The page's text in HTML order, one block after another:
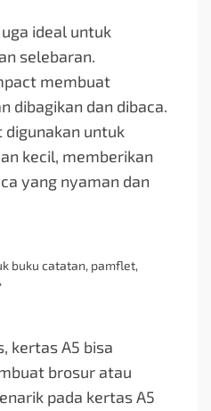
ideal untuk
selebaran.
membuat
dibagikan dan dibaca.
digunakan untuk
kecil, memberikan
yang nyaman dan
buku catatan, pamflet,
kertas A5 bisa
brosur atau
pada kertas A5